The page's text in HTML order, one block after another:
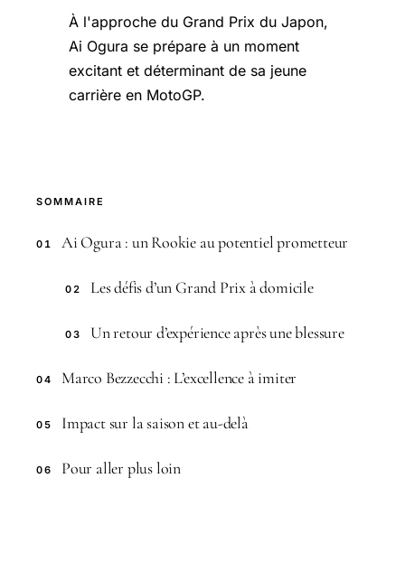
À l'approche du Grand Prix du Japon,
Ai Ogura se prépare à un moment
excitant et déterminant de sa jeune
carrière en MotoGP.
SOMMAIRE
01 Ai Ogura : un Rookie au potentiel prometteur
02 Les défis d’un Grand Prix à domicile
03 Un retour d’expérience après une blessure
04 Marco Bezzecchi : L’excellence à imiter
05 Impact sur la saison et au-delà
06 Pour aller plus loin